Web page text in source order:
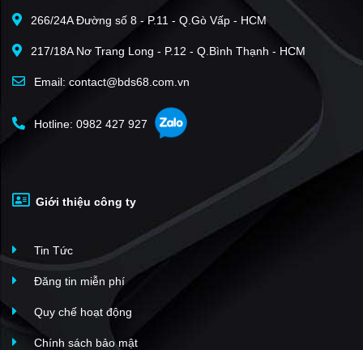
266/24A Đường số 8 - P.11 - Q.Gò Vấp - HCM
217/18A Nơ Trang Long - P.12 - Q.Bình Thạnh - HCM
Email: contact@bds68.com.vn
Hotline: 0982 427 927
Giới thiệu công ty
Tin Tức
Đăng tin miễn phí
Quy chế hoạt động
Chính sách bảo mật